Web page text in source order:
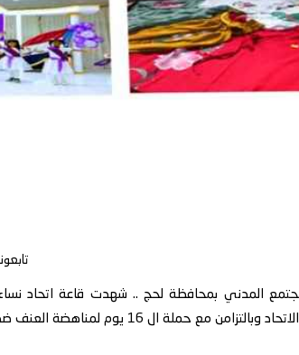
المدني بمحافظة لحج .. شهدت قاعة اتحاد نساء
مع حملة ال 16 يوم لمناهضة العنف ضد المرأة .